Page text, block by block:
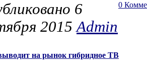
0
6
2015Admin
на рынок гибридное ТВ